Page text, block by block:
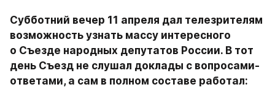
Субботний вечер 11 апреля дал телезрителям
возможность узнать массу интересного
о Съезде народных депутатов России. В тот
день Съезд не слушал доклады с вопросами-
ответами, а сам в полном составе работал: